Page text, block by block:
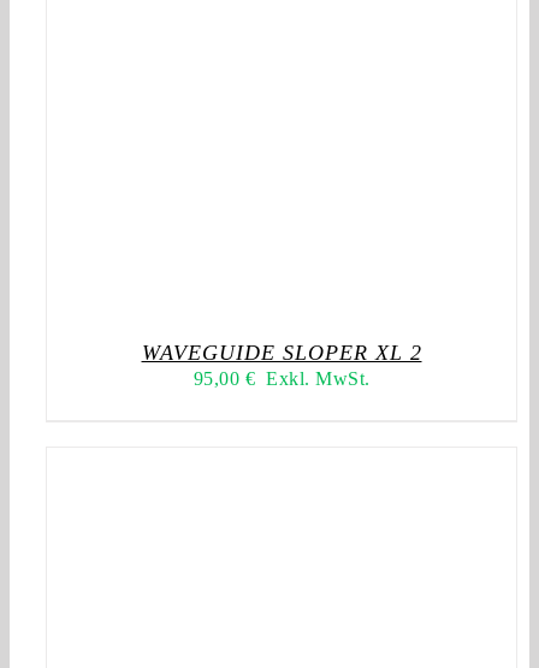
WAVEGUIDE SLOPER XL 2
95,00 € Exkl. MwSt.